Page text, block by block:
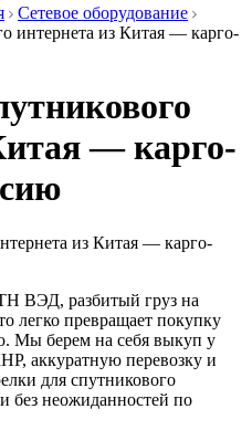
Сетевое оборудование
интернета из Китая — карго-
— карго-
ВЭД, разбитый груз на
легко превращает покупку
Мы берем на себя выкуп у
аккуратную перевозку и
для спутникового
без неожиданностей по